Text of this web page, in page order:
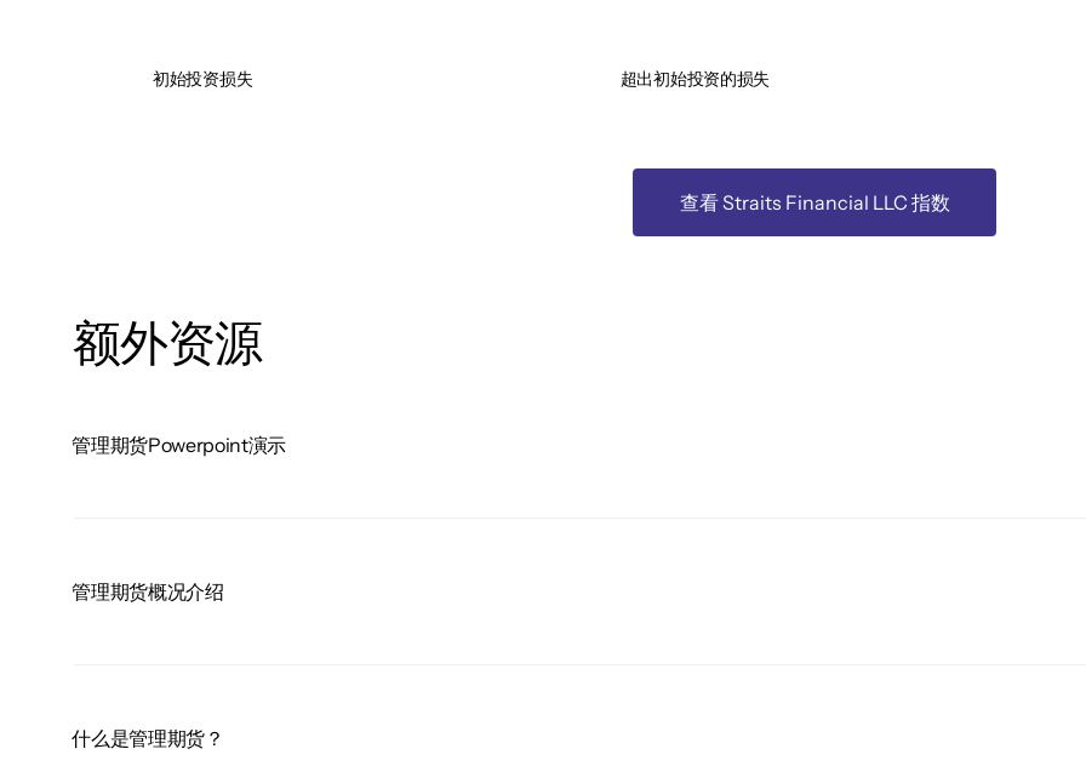
初始投资损失 超出初始投资的损失
查看 Straits Financial LLC 指数
额外资源
管理期货Powerpoint演示
管理期货概况介绍
什么是管理期货？